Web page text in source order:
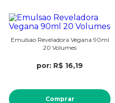
Emulsao Reveladora Vegana 90ml
20 Volumes
por: R$ 16,19
Comprar